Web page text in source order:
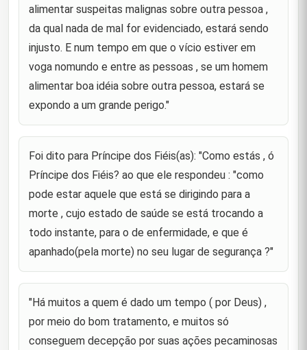
41
Príncipe dos Fiéis(as) disse para um companheiro
durante a enfermidade deste :"Que Deus faça da
fica sabendo qu
Príncipe dos Fiéis (as) disse referindo-se a khabab
Ibn Arat : "Que Deus tenha misericórdia de Khabab
Ibn Arat, porque ele aceitou o Islã de boa vontade,
mente a outra vida, agiu de maneira a estar apto a
prestar contas, esteve satisfeito com o que lhe era
suficiente e
44
"Mesmo que eu golpeasse o nariz de um crente
não o faria, e mesmo que eu empilhasse todas as
riquezas do mundo per
45
46
"A valia do homem é de acordo com sua
equilíbrio de temperamento, seu valor é de acordo
alimentar suspeitas malignas sobre outra pessoa ,
da qual nada de mal for evidenciado, estará sendo
injusto. E num tempo em que o vício estiver em
voga nomundo e entre as pessoas , se um homem
alimentar boa idéia sobre outra pessoa, estará se
expondo a um grande perigo."
Foi dito para Príncipe dos Fiéis(as): "Como estás , ó
Príncipe dos Fiéis? ao que ele respondeu : "como
pode estar aquele que está se dirigindo para a
morte , cujo estado de saúde se está trocando a
todo instante, para o de enfermidade, e que é
apanhado(pela morte) no seu lugar de segurança ?"
"Há muitos a quem é dado um tempo ( por Deus) ,
por meio do bom tratamento, e muitos só
conseguem decepção por suas ações pecaminosas